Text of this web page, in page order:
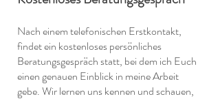
Nach einem telefonischen Erstkontakt,
findet ein kostenloses persönliches
Beratungsgespräch statt, bei dem ich Euch
einen genauen Einblick in meine Arbeit
gebe. Wir lernen uns kennen und schauen,